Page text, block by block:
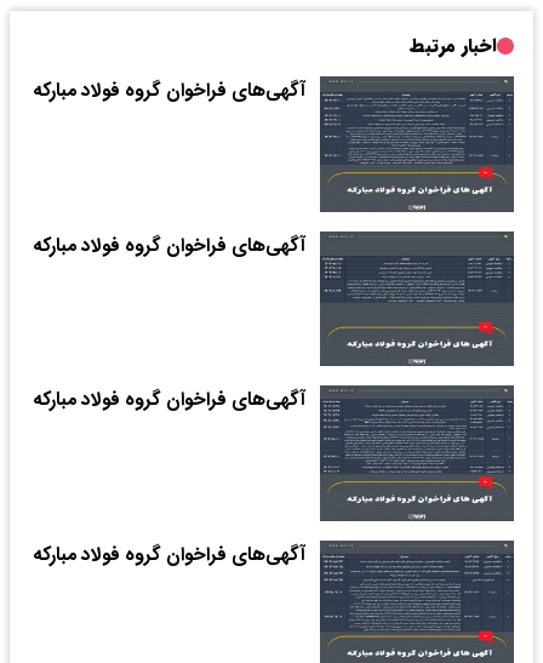
اخبار مرتبط
آگهی‌های فراخوان گروه فولاد مبارکه
آگهی‌های فراخوان گروه فولاد مبارکه
آگهی‌های فراخوان گروه فولاد مبارکه
آگهی‌های فراخوان گروه فولاد مبارکه